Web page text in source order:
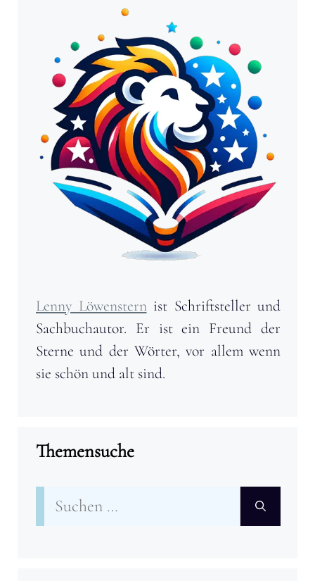
Lenny Löwensternist Schriftsteller und
Sachbuchautor. Er ist ein Freund der
Sterne und der Wörter, vor allem wenn
sie schön und alt sind.
Themensuche
Suchen
nach: